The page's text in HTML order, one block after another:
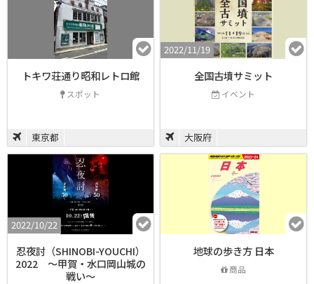
トキワ荘通り昭和レトロ館
スポット
東京都
2022/11/19
全国古墳サミット
イベント
大阪府
2022/10/22
忍夜討（SHINOBI-YOUCHI）
2022 〜甲賀・水口岡山城の
戦い〜
地球の歩き方 日本
商品